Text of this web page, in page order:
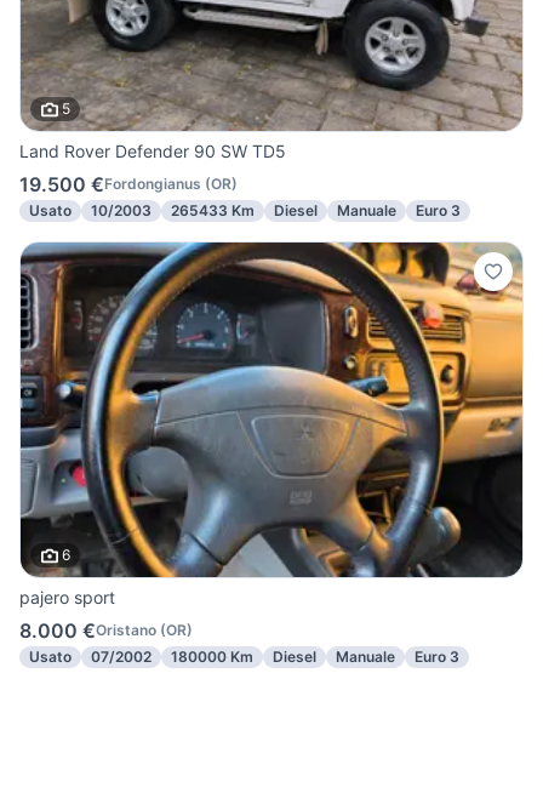
5
Land Rover Defender 90 SW TD5
19.500 €Fordongianus (OR)
Usato
10/2003 265433 Km Diesel Manuale Euro 3
6
pajero sport
8.000 €Oristano (OR)
Usato
07/2002 180000 Km Diesel Manuale Euro 3